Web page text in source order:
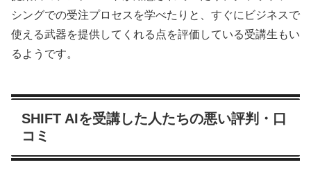
シングでの受注プロセスを学べたりと、すぐにビジネスで
使える武器を提供してくれる点を評価している受講生もい
るようです。
SHIFT AIを受講した人たちの悪い評判・口
コミ